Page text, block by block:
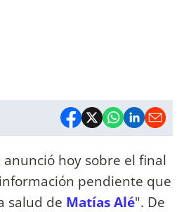
anunció hoy sobre el final
pendiente que
salud de Matías Alé". De